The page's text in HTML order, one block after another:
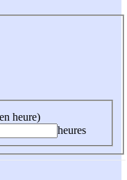
heure)
heures